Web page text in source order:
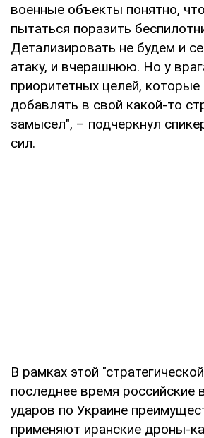
военные объекты понятно,
пытаться поразить
Детализировать не будем и
атаку, и вчерашнюю. Но у
приоритетных целей, которые
добавлять в свой какой-то
замысел", – подчеркнул
сил.
В рамках этой
последнее время российские
ударов по Украине
применяют иранские дроны-